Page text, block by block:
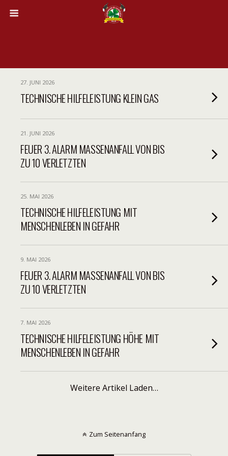
27. JUNI 2026
TECHNISCHE HILFELEISTUNG KLEIN GAS
21. JUNI 2026
FEUER 3. ALARM MASSENANFALL VON BIS
ZU 10 VERLETZTEN
25. MAI 2026
TECHNISCHE HILFELEISTUNG MIT
MENSCHENLEBEN IN GEFAHR
9. MAI 2026
FEUER 3. ALARM MASSENANFALL VON BIS
ZU 10 VERLETZTEN
7. MAI 2026
TECHNISCHE HILFELEISTUNG HÖHE MIT
MENSCHENLEBEN IN GEFAHR
Weitere Artikel Laden…
Zum Seitenanfang